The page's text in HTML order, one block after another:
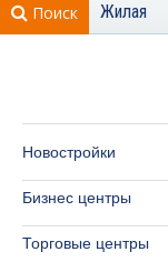
Поиск Жилая
Новостройки
Бизнес центры
Торговые центры